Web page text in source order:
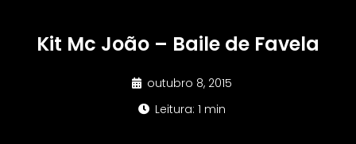
Kit Mc João – Baile de Favela
outubro 8, 2015
Leitura: 1 min